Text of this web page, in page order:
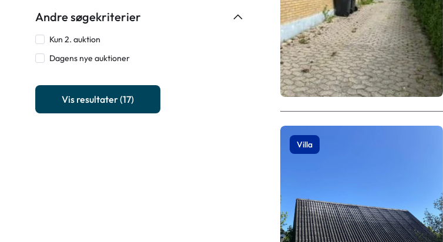
Andre søgekriterier
Kun 2. auktion
Dagens nye auktioner
Vis resultater(17)
Villa